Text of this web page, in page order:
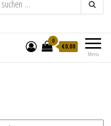
Menü
0
€0.00